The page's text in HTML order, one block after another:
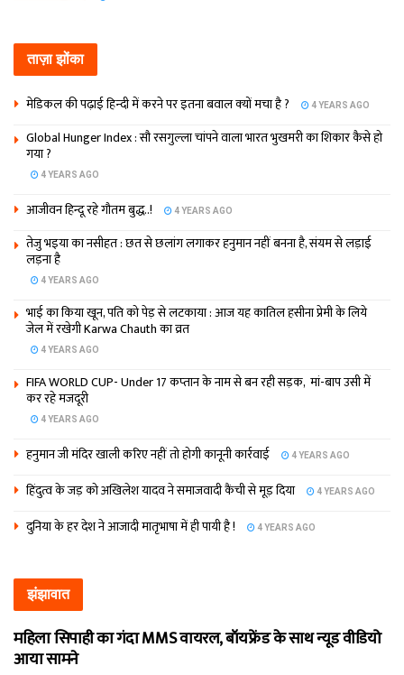
ताज़ा झोंका
मेडिकल की पढ़ाई हिन्‍दी में करने पर इतना बवाल क्‍यों मचा है ? 4 YEARS AGO
Global Hunger Index : सौ रसगुल्‍ला चांपने वाला भारत भुखमरी का शिकार कैसे हो
गया ?
4 YEARS AGO
आजीवन हिन्दू रहे गौतम बुद्ध..! 4 YEARS AGO
तेजु भइया का नसीहत : छत से छलांग लगाकर हनुमान नहीं बनना है, संयम से लड़ाई
लड़ना है
4 YEARS AGO
भाई का किया खून, पति को पेड़ से लटकाया : आज यह कातिल हसीना प्रेमी के लिये
जेल में रखेगी Karwa Chauth का व्रत
4 YEARS AGO
FIFA WORLD CUP- Under 17 कप्‍तान के नाम से बन रही सड़क, मां-बाप उसी में
कर रहे मजदूरी
4 YEARS AGO
हनुमान जी मंदिर खाली करिए नहीं तो होगी कानूनी कार्रवाई 4 YEARS AGO
हिंदुत्व के जड़ को अखिलेश यादव ने समाजवादी कैंची से मूड़ दिया 4 YEARS AGO
दुनिया के हर देश ने आजादी मातृभाषा में ही पायी है ! 4 YEARS AGO
झंझावात
महिला सिपाही का गंदा MMS वायरल, बॉयफ्रेंड के साथ न्यूड वीडियो
आया सामने